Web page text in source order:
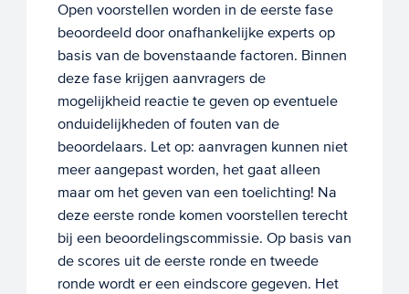
Open voorstellen worden in de eerste fase
beoordeeld door onafhankelijke experts op
basis van de bovenstaande factoren. Binnen
deze fase krijgen aanvragers de
mogelijkheid reactie te geven op eventuele
onduidelijkheden of fouten van de
beoordelaars. Let op: aanvragen kunnen niet
meer aangepast worden, het gaat alleen
maar om het geven van een toelichting! Na
deze eerste ronde komen voorstellen terecht
bij een beoordelingscommissie. Op basis van
de scores uit de eerste ronde en tweede
ronde wordt er een eindscore gegeven. Het